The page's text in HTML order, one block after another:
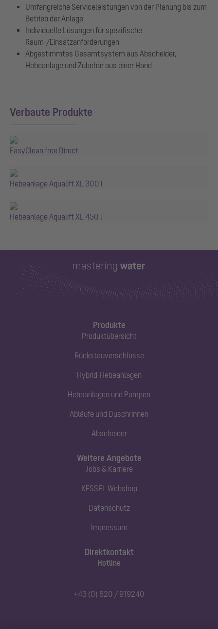
Umfangreiche Serviceleistungen von der Planung bis zum
Betrieb der Anlage
Individuelle Lösungen für spezifische
Raum-/Einsatzanforderungen
Abgestimmtes Gesamtsystem aus Abscheider,
Hebeanlage und Zubehör aus einer Hand
Verbaute Produkte
EasyClean free Direct
Hebeanlage Aqualift XL 300 l
Hebeanlage Aqualift XL 450 l
Produkte
Produktübersicht
Rückstauverschlüsse
Hybrid-Hebeanlagen
Hebeanlagen und Pumpen
Abläufe und Duschrinnen
Abscheider
Direktkontakt
Hotline
+43 (0) 820 / 919240
Weitere Angebote
Jobs & Karriere
KESSEL Webshop
Datenschutz
Impressum